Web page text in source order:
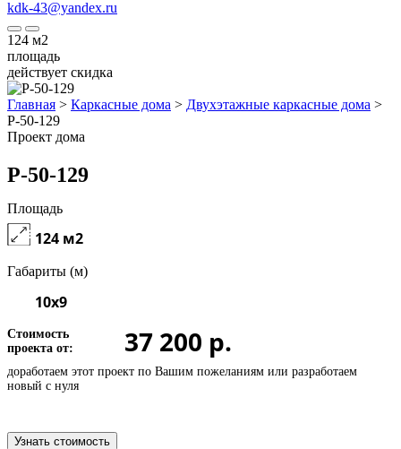
kdk-43@yandex.ru
124 м2
площадь
действует скидка
Главная > Каркасные дома > Двухэтажные каркасные дома >
P-50-129
Проект дома
Р-50-129
Площадь
124 м2
Габариты (м)
10x9
Стоимость
проекта от:
37 200 р.
доработаем этот проект по Вашим пожеланиям или разработаем
новый с нуля
Узнать стоимость